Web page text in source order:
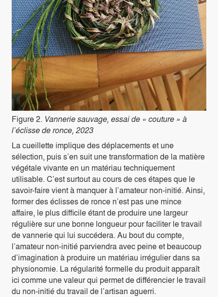
Figure 2. Vannerie sauvage, essai de « couture » à
l’éclisse de ronce, 2023
La cueillette implique des déplacements et une
sélection, puis s’en suit une transformation de la matière
végétale vivante en un matériau techniquement
utilisable. C’est surtout au cours de ces étapes que le
savoir-faire vient à manquer à l’amateur non-initié. Ainsi,
former des éclisses de ronce n’est pas une mince
affaire, le plus difficile étant de produire une largeur
régulière sur une bonne longueur pour faciliter le travail
de vannerie qui lui succédera. Au bout du compte,
l’amateur non-initié parviendra avec peine et beaucoup
d’imagination à produire un matériau irrégulier dans sa
physionomie. La régularité formelle du produit apparaît
ici comme une valeur qui permet de différencier le travail
du non-initié du travail de l’artisan aguerri.